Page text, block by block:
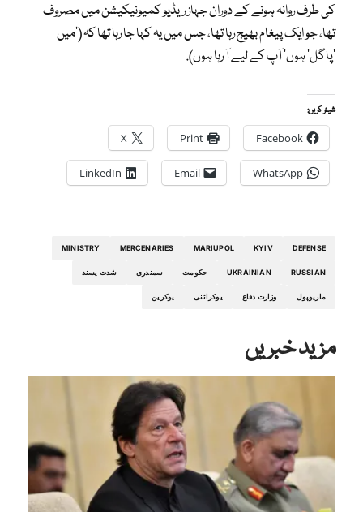
کی طرف روانہ ہونے کے دوران جہاز ریڈیو کمیونیکیشن میں مصروف
تھا، جو ایک پیغام بھیج رہا تھا، جس میں یہ کہا جا رہا تھا کہ (‘میں
‘پاگل’ ہوں’ آپ کے لیے آ رہا ہوں).
شیئر کریں:
Facebook
Print
X
WhatsApp
Email
LinkedIn
DEFENSE
KYIV
MARIUPOL
MERCENARIES
MINISTRY
RUSSIAN
UKRAINIAN حکومت سمندری شدت پسند
ماریوپول وزارت دفاع یوکرائنی یوکرین
مزید خبریں